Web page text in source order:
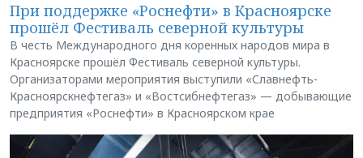
При поддержке «Роснефти» в Красноярске
прошёл Фестиваль северной культуры
В честь Международного дня коренных народов мира в
Красноярске прошёл Фестиваль северной культуры.
Организаторами мероприятия выступили «Славнефть-
Красноярскнефтегаз» и «Востсибнефтегаз» — добывающие
предприятия «Роснефти» в Красноярском крае